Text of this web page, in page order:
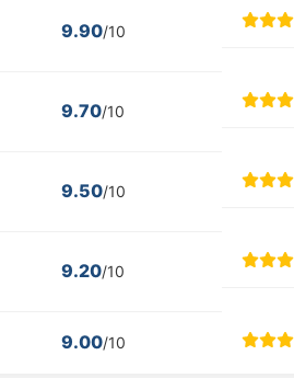
9.90/10
9.70/10
9.50/10
9.20/10
9.00/10